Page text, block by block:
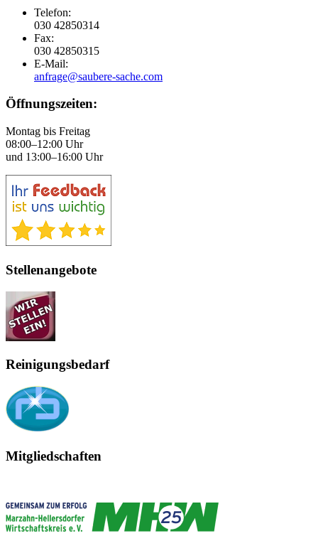
Telefon:
030 42850314
Fax:
030 42850315
E-Mail:
anfrage@saubere-sache.com
Öffnungszeiten:
Montag bis Freitag
08:00–12:00 Uhr
und 13:00–16:00 Uhr
Stellenangebote
Reinigungsbedarf
Mitgliedschaften